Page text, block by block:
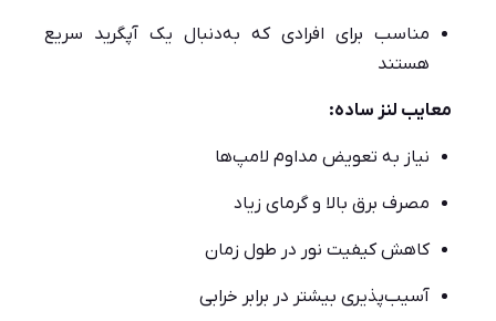
مناسب برای افرادی که به‌دنبال یک آپگرید سریع
هستند
معایب لنز ساده:
نیاز به تعویض مداوم لامپ‌ها
مصرف برق بالا و گرمای زیاد
کاهش کیفیت نور در طول زمان
آسیب‌پذیری بیشتر در برابر خرابی